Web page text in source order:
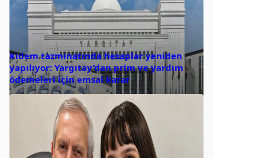
Kıdem tazminatında hesaplar yeniden
yapılıyor: Yargıtay’dan prim ve yardım
ödemeleri için emsal karar